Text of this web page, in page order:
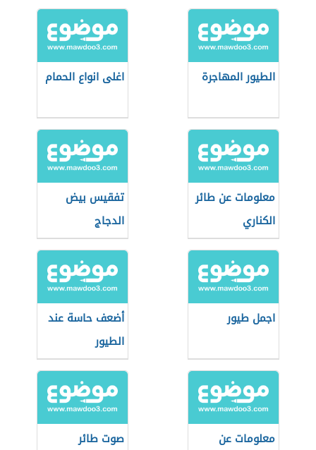
الطيور المهاجرة اغلى انواع الحمام
معلومات عن طائر
الكناري
تفقيس بيض
الدجاج
اجمل طيور
أضعف حاسة عند
الطيور
معلومات عن
صوت طائر